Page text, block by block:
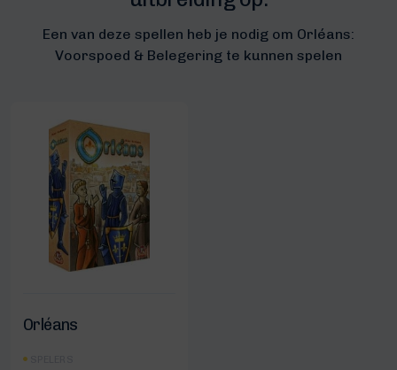
Een van deze spellen heb je nodig om Orléans:
Voorspoed & Belegering te kunnen spelen
Orléans